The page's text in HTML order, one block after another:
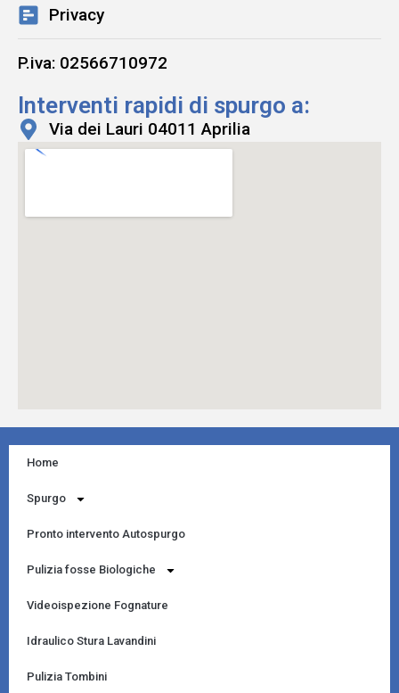
Privacy
P.iva: 02566710972
Interventi rapidi di spurgo a:
Via dei Lauri 04011 Aprilia
Home
Spurgo
Pronto intervento Autospurgo
Pulizia fosse Biologiche
Videoispezione Fognature
Idraulico Stura Lavandini
Pulizia Tombini